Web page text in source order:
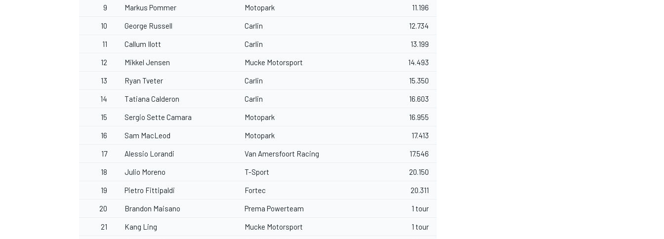
9 Markus Pommer Motopark 11.196
10 George Russell Carlin 12.734
11 Callum Ilott Carlin 13.199
12 Mikkel Jensen Mucke Motorsport 14.493
13 Ryan Tveter Carlin 15.350
14 Tatiana Calderon Carlin 16.603
15 Sergio Sette Camara Motopark 16.955
16 Sam MacLeod Motopark 17.413
17 Alessio Lorandi Van Amersfoort Racing 17.546
18 Julio Moreno T-Sport 20.150
19 Pietro Fittipaldi Fortec 20.311
20 Brandon Maisano Prema Powerteam 1 tour
21 Kang Ling Mucke Motorsport 1 tour